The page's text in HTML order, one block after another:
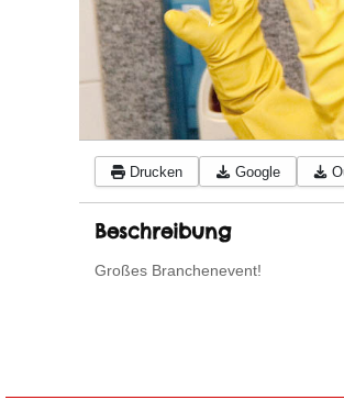
Drucken Google
Beschreibung
Großes Branchenevent!